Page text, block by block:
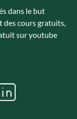
dans le but
des cours gratuits,
sur youtube